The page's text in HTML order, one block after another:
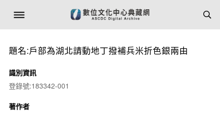
題名:戶部為湖北請動地丁撥補兵米折色銀兩由
識別資訊
登錄號:183342-001
著作者